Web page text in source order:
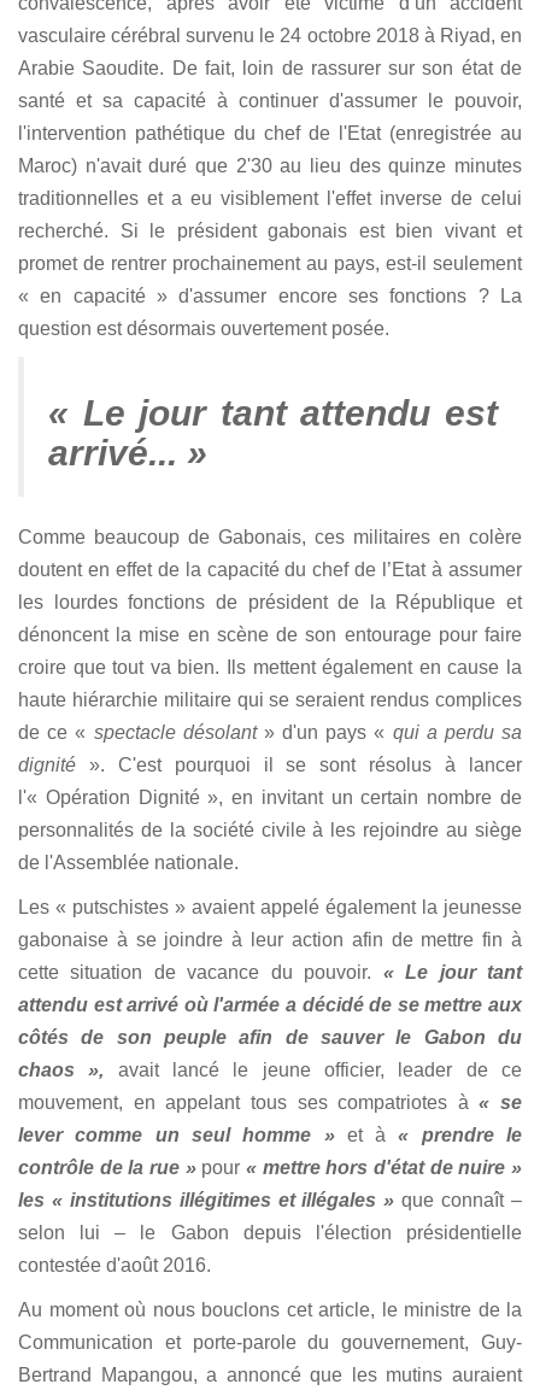
vasculaire cérébral survenu le 24 octobre 2018 à Riyad, en
Arabie Saoudite. De fait, loin de rassurer sur son état de
santé et sa capacité à continuer d'assumer le pouvoir,
l'intervention pathétique du chef de l'Etat (enregistrée au
Maroc) n'avait duré que 2'30 au lieu des quinze minutes
traditionnelles et a eu visiblement l'effet inverse de celui
recherché. Si le président gabonais est bien vivant et
promet de rentrer prochainement au pays, est-il seulement
« en capacité » d'assumer encore ses fonctions ? La
question est désormais ouvertement posée.
« Le jour tant attendu est
arrivé... »
Comme beaucoup de Gabonais, ces militaires en colère
doutent en effet de la capacité du chef de l’Etat à assumer
les lourdes fonctions de président de la République et
dénoncent la mise en scène de son entourage pour faire
croire que tout va bien. Ils mettent également en cause la
haute hiérarchie militaire qui se seraient rendus complices
de ce « spectacle désolant » d'un pays « qui a perdu sa
dignité ». C'est pourquoi il se sont résolus à lancer
l'« Opération Dignité », en invitant un certain nombre de
personnalités de la société civile à les rejoindre au siège
de l'Assemblée nationale.
Les « putschistes » avaient appelé également la jeunesse
gabonaise à se joindre à leur action afin de mettre fin à
cette situation de vacance du pouvoir. « Le jour tant
attendu est arrivé où l'armée a décidé de se mettre aux
côtés de son peuple afin de sauver le Gabon du
chaos », avait lancé le jeune officier, leader de ce
mouvement, en appelant tous ses compatriotes à« se
lever comme un seul homme »et à« prendre le
contrôle de la rue »pour« mettre hors d'état de nuire »
les « institutions illégitimes et illégales » que connaît –
selon lui – le Gabon depuis l'élection présidentielle
contestée d'août 2016.
Au moment où nous bouclons cetarticle, le ministre de la
Communication et porte-parole du gouvernement, Guy-
Bertrand Mapangou, a annoncé que les mutins auraient